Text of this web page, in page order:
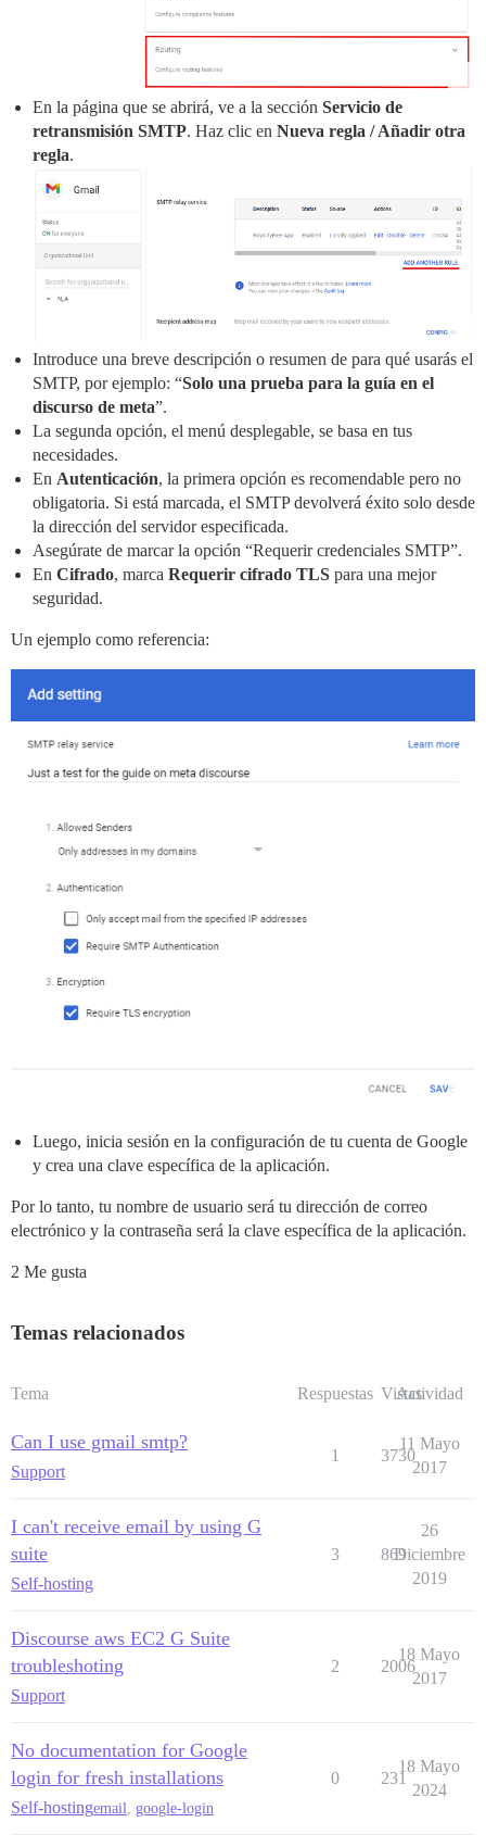
En la página que se abrirá, ve a la sección Servicio de
retransmisión SMTP. Haz clic en Nueva regla / Añadir otra
regla.
Introduce una breve descripción o resumen de para qué usarás el
SMTP, por ejemplo: “Solo una prueba para la guía en el
discurso de meta”.
La segunda opción, el menú desplegable, se basa en tus
necesidades.
En Autenticación, la primera opción es recomendable pero no
obligatoria. Si está marcada, el SMTP devolverá éxito solo desde
la dirección del servidor especificada.
Asegúrate de marcar la opción “Requerir credenciales SMTP”.
En Cifrado, marca Requerir cifrado TLS para una mejor
seguridad.
Un ejemplo como referencia:
Luego, inicia sesión en la configuración de tu cuenta de Google
y crea una clave específica de la aplicación.
Por lo tanto, tu nombre de usuario será tu dirección de correo
electrónico y la contraseña será la clave específica de la aplicación.
2 Me gusta
Temas relacionados
Tema Respuestas Vistas
Actividad
Can I use gmail smtp?
Support
1 3730
11 Mayo
2017
I can't receive email by using G
suite
Self-hosting
3 869
26
Diciembre
2019
Discourse aws EC2 G Suite
troubleshoting
Support
2 2006
18 Mayo
2017
No documentation for Google
login for fresh installations
Self-hostingemail google-login
0 231
18 Mayo
2024